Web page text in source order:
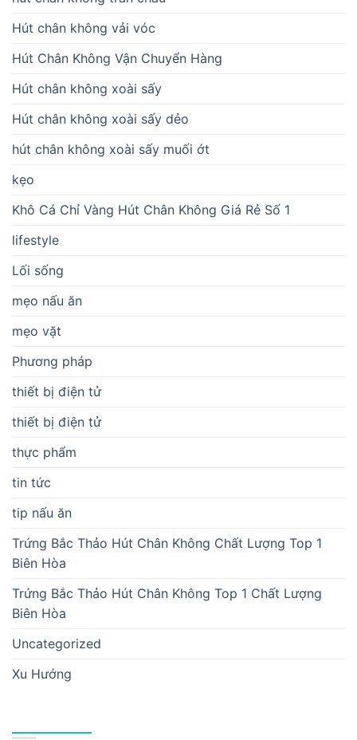
Hút chân không vải vóc
Hút Chân Không Vận Chuyển Hàng
Hút chân không xoài sấy
Hút chân không xoài sấy dẻo
hút chân không xoài sấy muối ớt
kẹo
Khô Cá Chỉ Vàng Hút Chân Không Giá Rẻ Số 1
lifestyle
Lối sống
mẹo nấu ăn
mẹo vặt
Phương pháp
thiết bị điện tử
thiết bị điện tử
thực phẩm
tin tức
tip nấu ăn
Trứng Bắc Thảo Hút Chân Không Chất Lượng Top 1
Biên Hòa
Trứng Bắc Thảo Hút Chân Không Top 1 Chất Lượng
Biên Hòa
Uncategorized
Xu Hướng